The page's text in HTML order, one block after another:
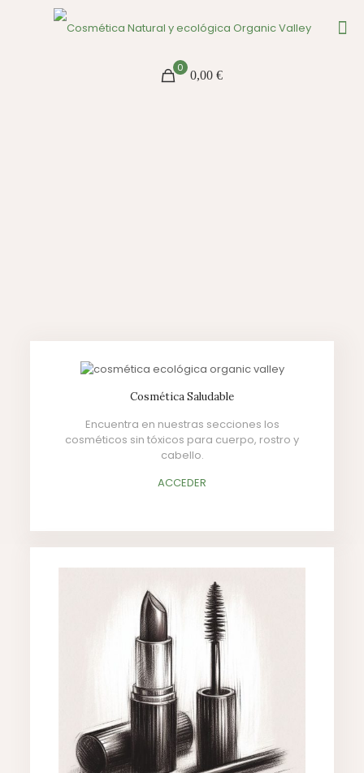
0
0,00 €
Cosmética Saludable
Encuentra en nuestras secciones los
cosméticos sin tóxicos para cuerpo, rostro y
cabello.
ACCEDER